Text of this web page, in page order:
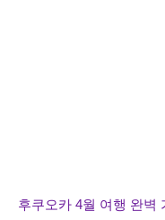
후쿠오카 4월 여행 완벽